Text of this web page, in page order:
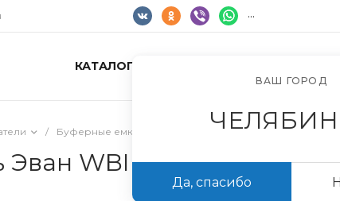
...
КАТАЛОГ ТОВАРОВ
/ Буферные емкости Буферная емкость Эван WBI
Эван WBI HT 400 (400 л.)
ВАШ ГОРОД
Да, спасибо